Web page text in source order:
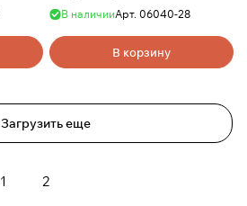
В наличииАрт. 06040-28
В корзину
Загрузить еще
1 2